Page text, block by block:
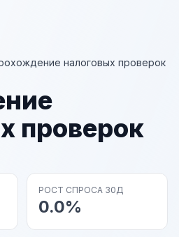
налоговых проверок
проверок
РОСТ СПРОСА 30Д
0.0%